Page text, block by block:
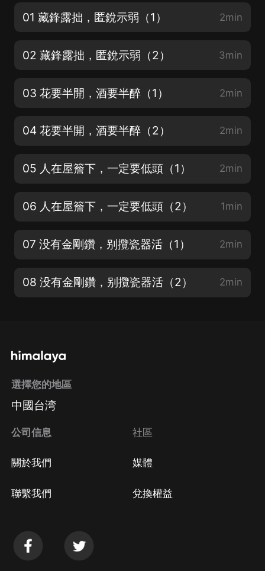
01 藏鋒露拙，匿銳示弱（1） 2min
02 藏鋒露拙，匿銳示弱（2） 3min
03 花要半開，酒要半醉（1） 2min
04 花要半開，酒要半醉（2） 2min
05 人在屋簷下，一定要低頭（1） 2min
06 人在屋簷下，一定要低頭（2） 1min
07 没有金剛鑽，别攬瓷器活（1） 2min
08 没有金剛鑽，别攬瓷器活（2） 2min
選擇您的地區
中國台湾
公司信息
關於我們
聯繫我們
社區
媒體
兌換權益